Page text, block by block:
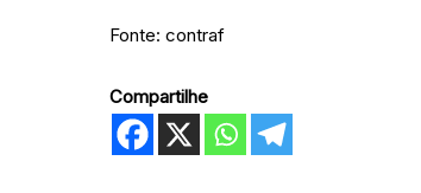
Fonte: contraf
Compartilhe